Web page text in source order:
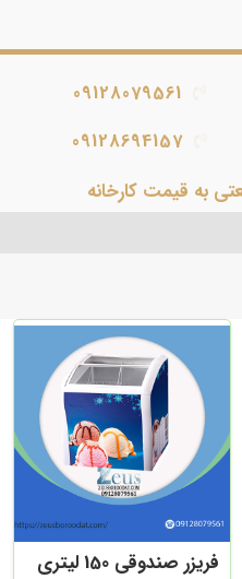
به قیمت کارخانه
09128079561
09128694157
فریزر صندوقی 150 لیتری